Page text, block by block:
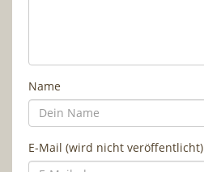
Name
E-Mail (wird nicht veröffentlicht)